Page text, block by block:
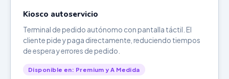
Kiosco autoservicio
Terminal de pedido autónomo con pantalla táctil. El
cliente pide y paga directamente, reduciendo tiempos
de espera y errores de pedido.
Disponible en: Premium y A Medida